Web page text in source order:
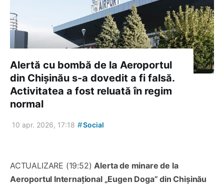
Alertă cu bombă de la Aeroportul
din Chișinău s-a dovedit a fi falsă.
Activitatea a fost reluată în regim
normal
10 apr. 2026, 17:18 #Social
ACTUALIZARE (19:52) Alerta de minare de la
Aeroportul Internațional „Eugen Doga” din Chișinău